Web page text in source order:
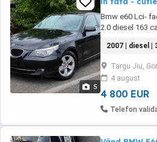
5
Bmw e60 Lci-
2.0 diesel 163
functioneaza
contactati !
2007 | diesel |
Targu Jiu,
4 august
4 800 EUR
Telefon